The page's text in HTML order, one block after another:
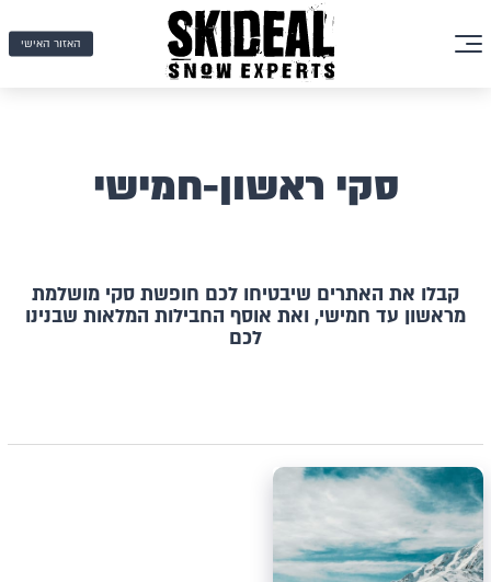
האזור האישי
סקי ראשון-חמישי
קבלו את האתרים שיבטיחו לכם חופשת סקי מושלמת
מראשון עד חמישי, ואת אוסף החבילות המלאות שבנינו
לכם